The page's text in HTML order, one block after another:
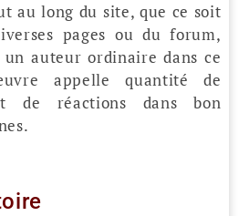
au long du site, que ce soit
pages ou du forum,
un auteur ordinaire dans ce
appelle quantité de
de réactions dans bon